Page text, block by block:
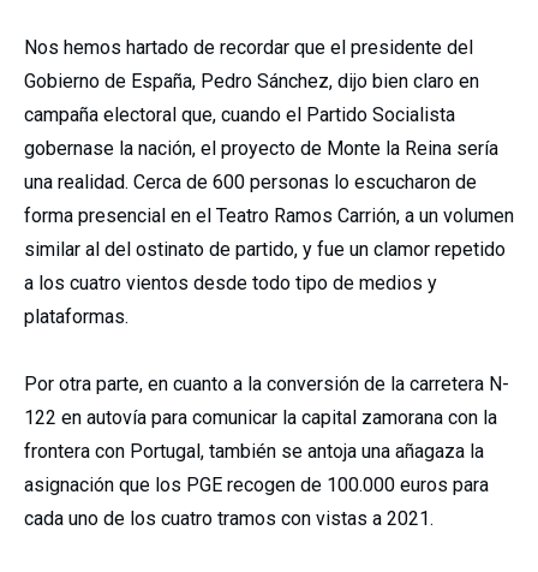
Nos hemos hartado de recordar que el presidente del
Gobierno de España, Pedro Sánchez, dijo bien claro en
campaña electoral que, cuando el Partido Socialista
gobernase la nación, el proyecto de Monte la Reina sería
una realidad. Cerca de 600 personas lo escucharon de
forma presencial en el Teatro Ramos Carrión, a un volumen
similar al del ostinato de partido, y fue un clamor repetido
a los cuatro vientos desde todo tipo de medios y
plataformas.
Por otra parte, en cuanto a la conversión de la carretera N-
122 en autovía para comunicar la capital zamorana con la
frontera con Portugal, también se antoja una añagaza la
asignación que los PGE recogen de 100.000 euros para
cada uno de los cuatro tramos con vistas a 2021.